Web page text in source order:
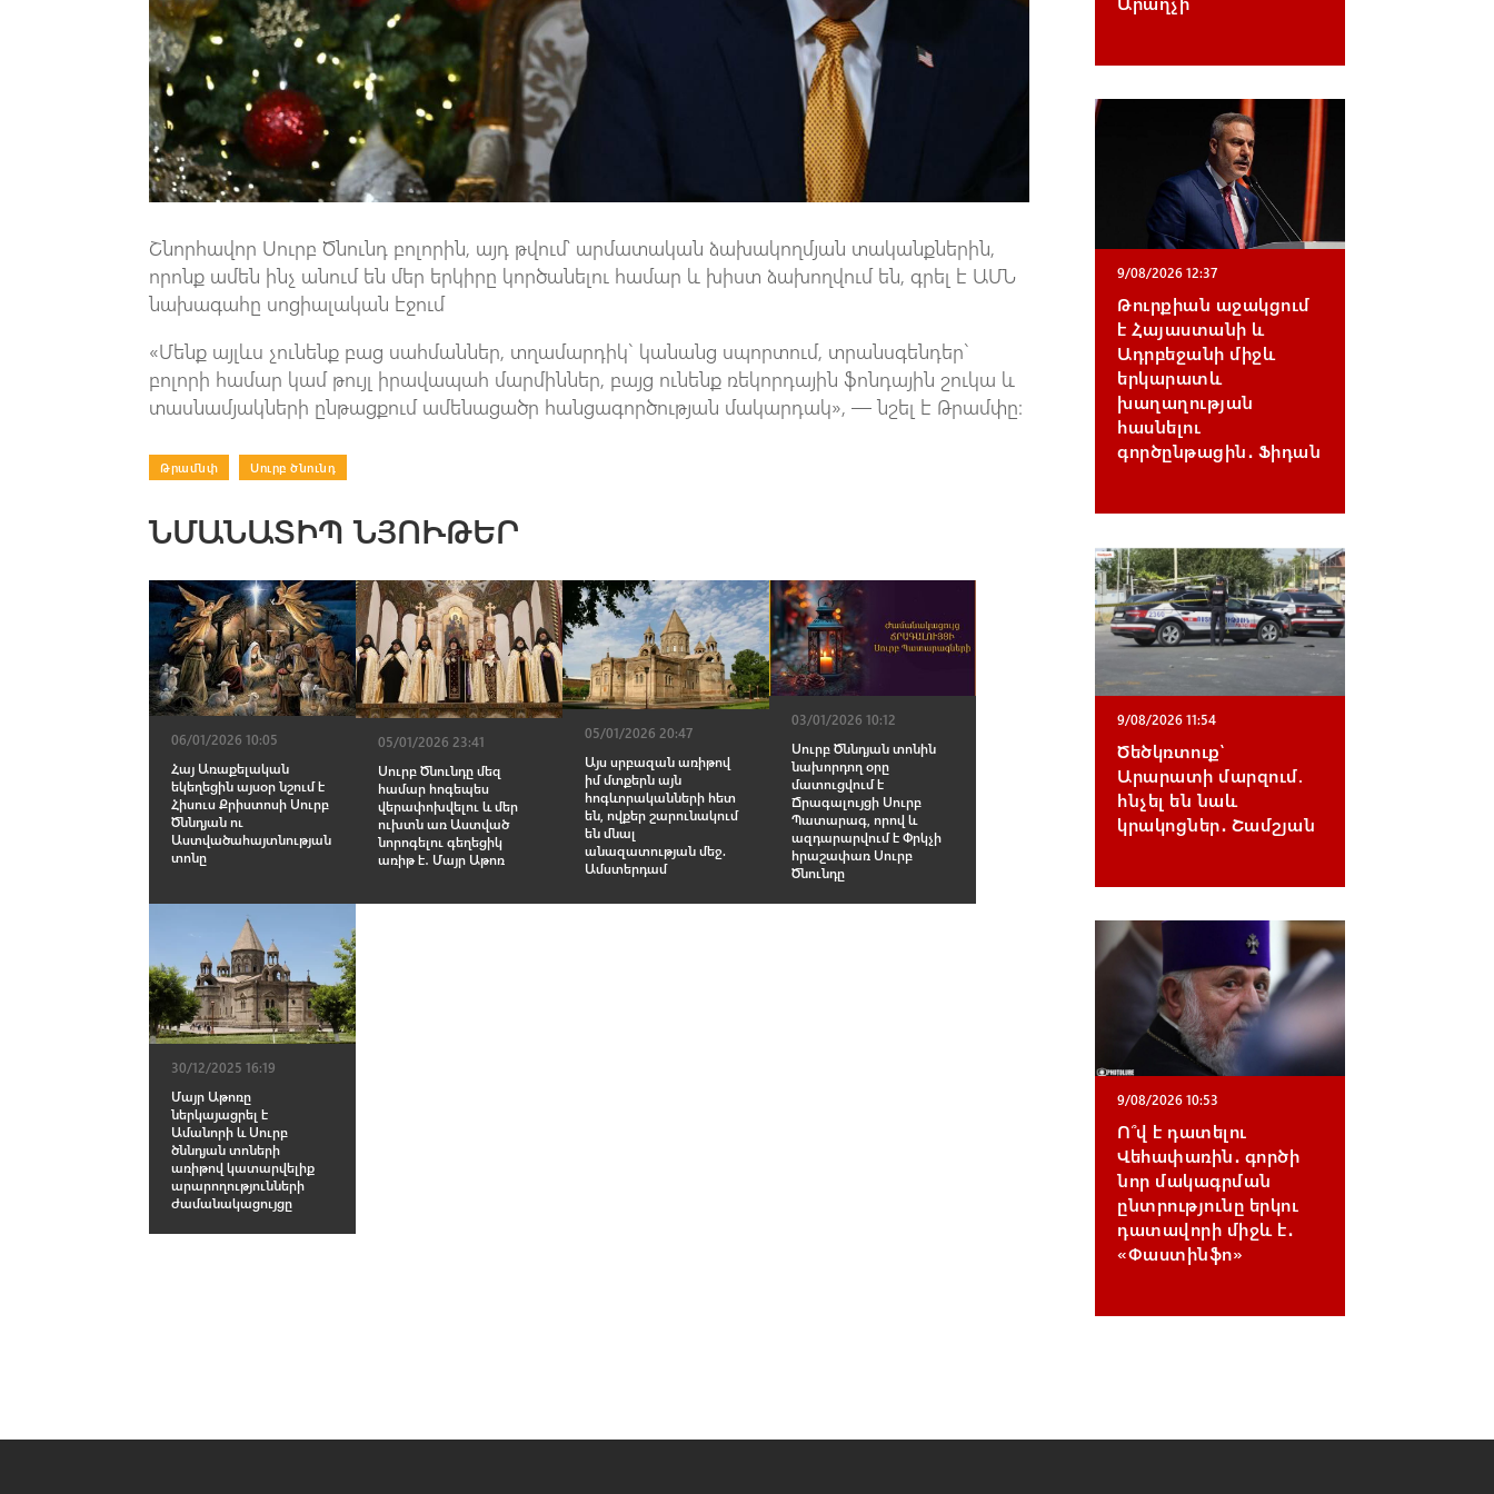
Շնորհավոր Սուրբ Ծնունդ բոլորին, այդ թվում՝ արմատական ձախակողմյան տականքներին,
որոնք ամեն ինչ անում են մեր երկիրը կործանելու համար և խիստ ձախողվում են, գրել է ԱՄՆ
նախագահը սոցիալական էջում
«Մենք այլևս չունենք բաց սահմաններ, տղամարդիկ` կանանց սպորտում, տրանսգենդեր`
բոլորի համար կամ թույլ իրավապահ մարմիններ, բայց ունենք ռեկորդային ֆոնդային շուկա և
տասնամյակների ընթացքում ամենացածր հանցագործության մակարդակ», — նշել է Թրամփը:
Թրամնփ Սուրբ ծնունդ
ՆՄԱՆԱՏԻՊ ՆՅՈՒԹԵՐ
06/01/2026 10:05
Հայ Առաքելական
եկեղեցին այսօր նշում է
Հիսուս Քրիստոսի Սուրբ
Ծննդյան ու
Աստվածահայտնության
տոնը
05/01/2026 23:41
Սուրբ Ծնունդը մեզ
համար հոգեպես
վերափոխվելու և մեր
ուխտն առ Աստված
նորոգելու գեղեցիկ
առիթ է․ Մայր Աթոռ
05/01/2026 20:47
Այս սրբազան առիթով
իմ մտքերն այն
հոգևորականների հետ
են, ովքեր շարունակում
են մնալ
անազատության մեջ.
Ամստերդամ
03/01/2026 10:12
Սուրբ Ծննդյան տոնին
նախորդող օրը
մատուցվում է
Ճրագալույցի Սուրբ
Պատարագ, որով և
ազդարարվում է Փրկչի
հրաշափառ Սուրբ
Ծնունդը
30/12/2025 16:19
Մայր Աթոռը
ներկայացրել է
Ամանորի և Սուրբ
ծննդյան տոների
առիթով կատարվելիք
արարողությունների
ժամանակացույցը
9/08/2026 12:37
Թուրքիան աջակցում
է Հայաստանի և
Ադրբեջանի միջև
երկարատև
խաղաղության
հասնելու
գործընթացին․ Ֆիդան
9/08/2026 11:54
Ծեծկռտուք՝
Արարատի մարզում.
հնչել են նաև
կրակոցներ․ Շամշյան
9/08/2026 10:53
Ո՞վ է դատելու
Վեհափառին․ գործի
նոր մակագրման
ընտրությունը երկու
դատավորի միջև է․
«Փաստինֆո»